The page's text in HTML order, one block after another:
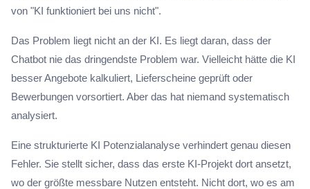
von "KI funktioniert bei uns nicht".
Das Problem liegt nicht an der KI. Es liegt daran, dass der
Chatbot nie das dringendste Problem war. Vielleicht hätte die KI
besser Angebote kalkuliert, Lieferscheine geprüft oder
Bewerbungen vorsortiert. Aber das hat niemand systematisch
analysiert.
Eine strukturierte KI Potenzialanalyse verhindert genau diesen
Fehler. Sie stellt sicher, dass das erste KI-Projekt dort ansetzt,
wo der größte messbare Nutzen entsteht. Nicht dort, wo es am